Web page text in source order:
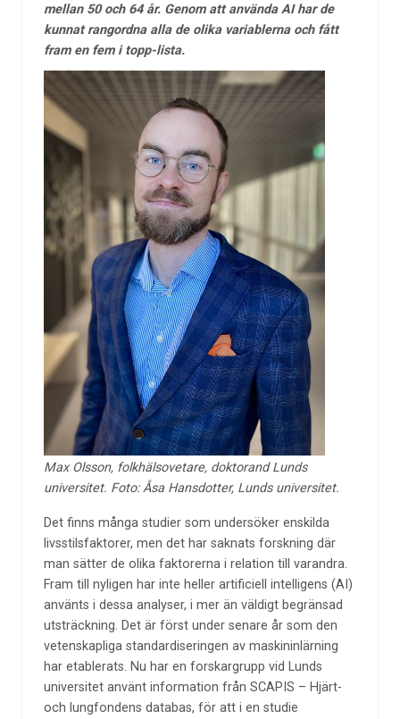
mellan 50 och 64 år. Genom att använda AI har de
kunnat rangordna alla de olika variablerna och fått
fram en fem i topp-lista.
Max Olsson, folkhälsovetare, doktorand Lunds
universitet. Foto: Åsa Hansdotter, Lunds universitet.
Det finns många studier som undersöker enskilda
livsstilsfaktorer, men det har saknats forskning där
man sätter de olika faktorerna i relation till varandra.
Fram till nyligen har inte heller artificiell intelligens (AI)
använts i dessa analyser, i mer än väldigt begränsad
utsträckning. Det är först under senare år som den
vetenskapliga standardiseringen av maskininlärning
har etablerats. Nu har en forskargrupp vid Lunds
universitet använt information från SCAPIS – Hjärt-
och lungfondens databas, för att i en studie